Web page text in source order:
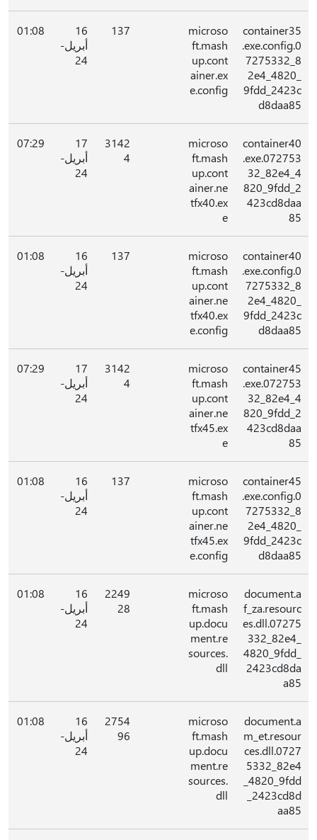
container35
.exe.config.0
7275332_8
2e4_4820_
9fdd_2423c
d8daa85
microso
ft.mash
up.cont
ainer.ex
e.config
137
16
أبريل-
24
01:08
container40
.exe.072753
32_82e4_4
820_9fdd_2
423cd8daa
85
microso
ft.mash
up.cont
ainer.ne
tfx40.ex
e
3142
4
17
أبريل-
24
07:29
container40
.exe.config.0
7275332_8
2e4_4820_
9fdd_2423c
d8daa85
microso
ft.mash
up.cont
ainer.ne
tfx40.ex
e.config
137
16
أبريل-
24
01:08
container45
.exe.072753
32_82e4_4
820_9fdd_2
423cd8daa
85
microso
ft.mash
up.cont
ainer.ne
tfx45.ex
e
3142
4
17
أبريل-
24
07:29
container45
.exe.config.0
7275332_8
2e4_4820_
9fdd_2423c
d8daa85
microso
ft.mash
up.cont
ainer.ne
tfx45.ex
e.config
137
16
أبريل-
24
01:08
document.a
f_za.resourc
es.dll.07275
332_82e4_
4820_9fdd_
2423cd8da
a85
microso
ft.mash
up.docu
ment.re
sources.
dll
2249
28
16
أبريل-
24
01:08
document.a
m_et.resour
ces.dll.0727
5332_82e4
_4820_9fdd
_2423cd8d
aa85
microso
ft.mash
up.docu
ment.re
sources.
dll
2754
96
16
أبريل-
24
01:08